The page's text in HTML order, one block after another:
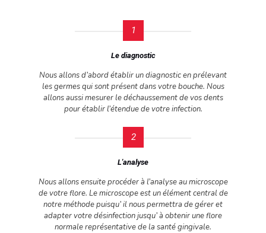
1
Le diagnostic
Nous allons d’abord établir un diagnostic en prélevant
les germes qui sont présent dans votre bouche. Nous
allons aussi mesurer le déchaussement de vos dents
pour établir l’étendue de votre infection.
2
L'analyse
Nous allons ensuite procéder à l’analyse au microscope
de votre flore. Le microscope est un élément central de
notre méthode puisqu’ il nous permettra de gérer et
adapter votre désinfection jusqu’ à obtenir une flore
normale représentative de la santé gingivale.